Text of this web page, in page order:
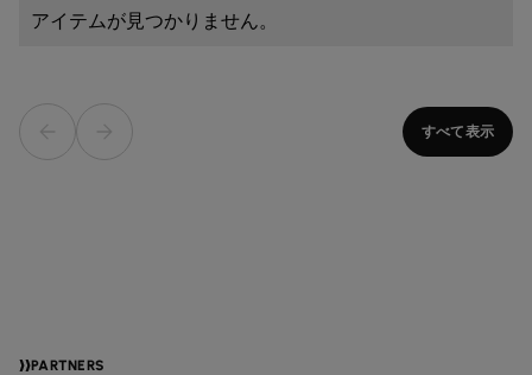
アイテムが見つかりません。
すべて表示
PARTNERS